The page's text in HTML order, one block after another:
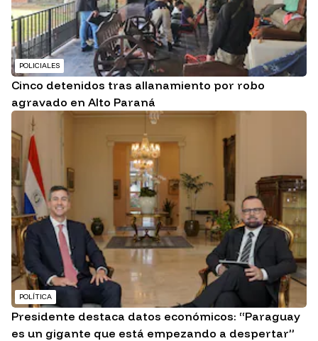
POLICIALES
Cinco detenidos tras allanamiento por robo
agravado en Alto Paraná
POLÍTICA
Presidente destaca datos económicos: “Paraguay
es un gigante que está empezando a despertar”